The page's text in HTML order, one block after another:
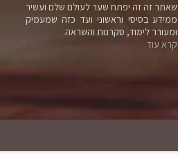
שאתר זה זה יפתח שער לעולם שלם ועשיר
ממידע בסיסי וראשוני ועד כזה שמעמיק
ומעורר לימוד, סקרנות והשראה.
קרא עוד